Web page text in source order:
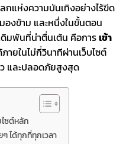
กแห่งความบันเทิงอย่างไร้ขีด
องข้าม และหนึ่งในขั้นตอน
มพันที่น่าตื่นเต้น คือการเข้า
ยในไม่กี่วินาทีผ่านเว็บไซต์
และปลอดภัยสูงสุด
ซต์หลัก
ได้ทุกที่ทุกเวลา